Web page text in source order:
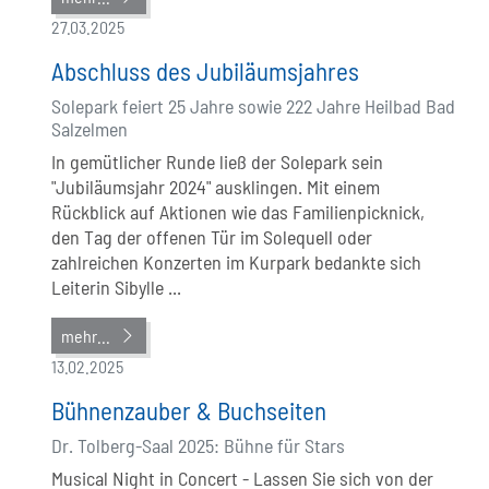
27.03.2025
Abschluss des Jubiläumsjahres
Solepark feiert 25 Jahre sowie 222 Jahre Heilbad Bad
Salzelmen
In gemütlicher Runde ließ der Solepark sein
"Jubiläumsjahr 2024" ausklingen. Mit einem
Rückblick auf Aktionen wie das Familienpicknick,
den Tag der offenen Tür im Solequell oder
zahlreichen Konzerten im Kurpark bedankte sich
Leiterin Sibylle ...
mehr...
13.02.2025
Bühnenzauber & Buchseiten
Dr. Tolberg-Saal 2025: Bühne für Stars
Musical Night in Concert - Lassen Sie sich von der